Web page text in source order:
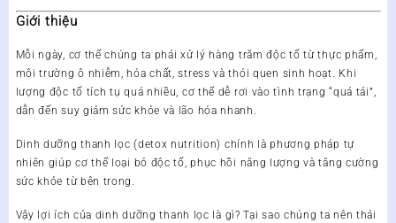
Giới thiệu
Mỗi ngày, cơ thể chúng ta phải xử lý hàng trăm độc tố từ thực phẩm,
môi trường ô nhiễm, hóa chất, stress và thói quen sinh hoạt. Khi
lượng độc tố tích tụ quá nhiều, cơ thể dễ rơi vào tình trạng “quá tải”,
dẫn đến suy giảm sức khỏe và lão hóa nhanh.
Dinh dưỡng thanh lọc (detox nutrition) chính là phương pháp tự
nhiên giúp cơ thể loại bỏ độc tố, phục hồi năng lượng và tăng cường
sức khỏe từ bên trong.
Vậy lợi ích của dinh dưỡng thanh lọc là gì? Tại sao chúng ta nên thải